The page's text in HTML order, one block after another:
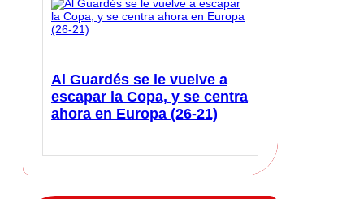
Al Guardés se le vuelve a
escapar la Copa, y se centra
ahora en Europa (26-21)